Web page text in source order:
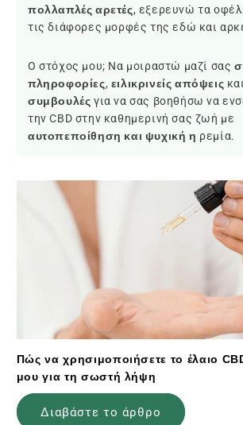
πολλαπλές αρετές, εξερευνώ τα
τις διάφορες μορφές της εδώ και
Ο στόχος μου; Να μοιραστώ μαζί σας
πληροφορίες, ειλικρινείς απόψεις
συμβουλές για να σας βοηθήσω να
την CBD στην καθημερινή σας ζωή με
αυτοπεποίθηση και ψυχική η ρεμία.
Πώς να χρησιμοποιήσετε το έλαιο
μου για τη σωστή λήψη
Διαβάστε το άρθρο